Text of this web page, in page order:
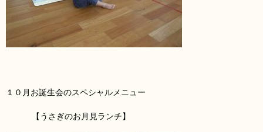
１０月お誕生会のスペシャルメニュー
【うさぎのお月見ランチ】